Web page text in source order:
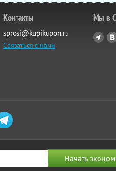
Контакты
sprosi@kupikupon.ru
Связаться с нами
Мы в